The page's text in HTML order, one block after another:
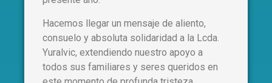
Hacemos llegar un mensaje de aliento,
consuelo y absoluta solidaridad a la Lcda.
Yuralvic, extendiendo nuestro apoyo a
todos sus familiares y seres queridos en